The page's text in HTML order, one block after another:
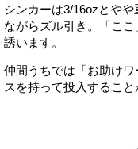
シンカーは3/16ozとや
ながらズル引き。「こ
誘います。
仲間うちでは「お助け
スを持って投入すること